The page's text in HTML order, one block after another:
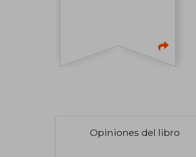
Opiniones del libro